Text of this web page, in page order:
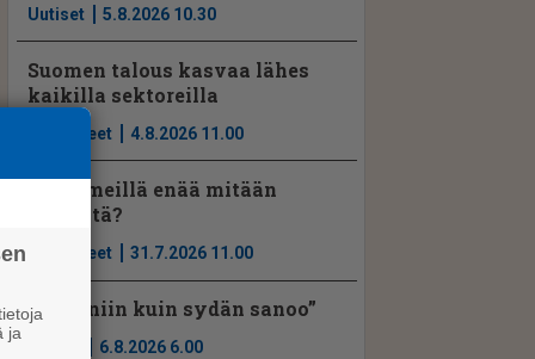
Uutiset 5.8.2026 10.30
Suomen talous kasvaa lähes
kaikilla sektoreilla
Mielipiteet 4.8.2026 11.00
Onko meillä enää mitään
yhteistä?
Mielipiteet 31.7.2026 11.00
”Teen niin kuin sydän sanoo”
6.8.2026 6.00
ja